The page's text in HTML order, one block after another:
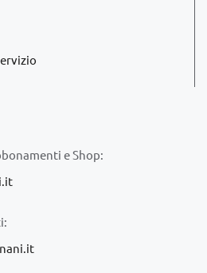
e Shop: